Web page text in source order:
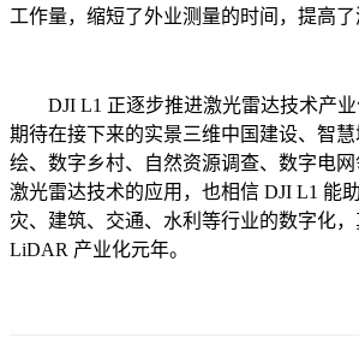
工作量，缩短了外业测量的时间，提高了
DJI L1 正逐步推进激光雷达技术产业
期待在接下来的实景三维中国建设、智
绘、数字乡村、自然资源调查、数字电
激光雷达技术的应用，也相信 DJI L1 能
灾、建筑、交通、水利等行业的数字化
LiDAR 产业化元年。